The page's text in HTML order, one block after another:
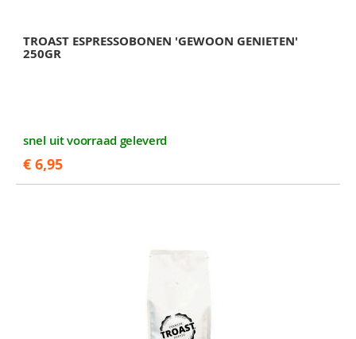
TROAST ESPRESSOBONEN 'GEWOON GENIETEN'
250GR
snel uit voorraad geleverd
€ 6,95